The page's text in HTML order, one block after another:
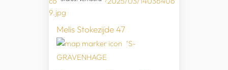
Melis Stokezijde 47
‘S-
GRAVENHAGE